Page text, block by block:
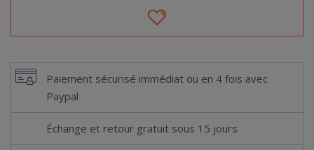
Paiement sécurisé immédiat ou en 4 fois avec
Paypal
Échange et retour gratuit sous 15 jours